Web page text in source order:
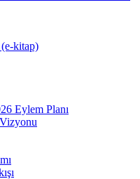
kitap)
Eylem Planı